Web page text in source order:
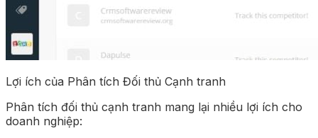
Lợi ích của Phân tích Đối thủ Cạnh tranh
Phân tích đối thủ cạnh tranh mang lại nhiều lợi ích cho
doanh nghiệp: